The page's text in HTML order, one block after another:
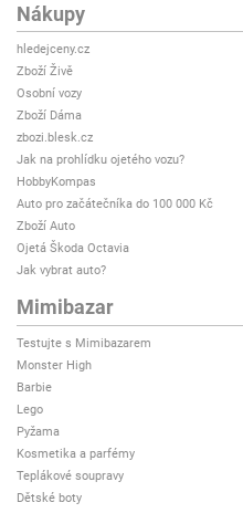
Nákupy
hledejceny.cz
Zboží Živě
Osobní vozy
Zboží Dáma
zbozi.blesk.cz
Jak na prohlídku ojetého vozu?
HobbyKompas
Auto pro začátečníka do 100 000 Kč
Zboží Auto
Ojetá Škoda Octavia
Jak vybrat auto?
Mimibazar
Testujte s Mimibazarem
Monster High
Barbie
Lego
Pyžama
Kosmetika a parfémy
Teplákové soupravy
Dětské boty